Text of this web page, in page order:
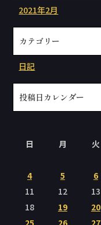
2021年2月
カテゴリー
日記
投稿日カレンダー
日
月 火
4
5 6
11
12 13
18
19 20
25
26 27